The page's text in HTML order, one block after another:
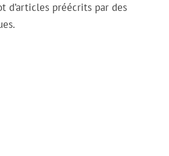
d’articles préécrits par des